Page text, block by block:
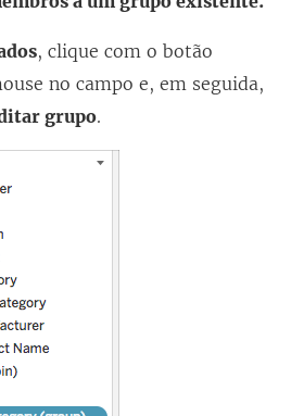
, clique com o botão
no campo e, em seguida,
grupo.